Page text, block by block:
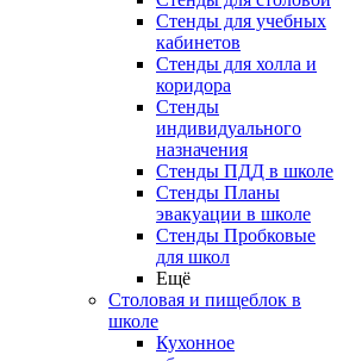
Стенды для учебных
кабинетов
Стенды для холла и
коридора
Стенды
индивидуального
назначения
Стенды ПДД в школе
Стенды Планы
эвакуации в школе
Стенды Пробковые
для школ
Ещё
Столовая и пищеблок в
школе
Кухонное